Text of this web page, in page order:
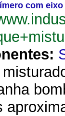
com